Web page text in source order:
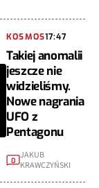
KOSMOS17:47
Takiej anomalii
jeszcze nie
widzieliśmy.
Nowe nagrania
UFO z
Pentagonu
0 JAKUB
KRAWCZYŃSKI